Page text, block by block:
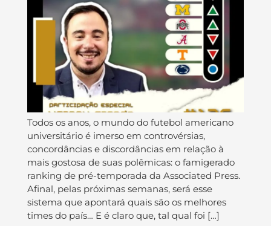
Todos os anos, o mundo do futebol americano
universitário é imerso em controvérsias,
concordâncias e discordâncias em relação à
mais gostosa de suas polêmicas: o famigerado
ranking de pré-temporada da Associated Press.
Afinal, pelas próximas semanas, será esse
sistema que apontará quais são os melhores
times do país… E é claro que, tal qual foi […]